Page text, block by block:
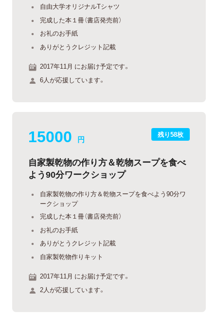
自由大学オリジナルTシャツ
完成した本１冊（書店発売前）
お礼のお手紙
ありがとうクレジット記載
2017年11月 にお届け予定です。
6人が応援しています。
残り58枚
15000 円
自家製乾物の作り方＆乾物スープを食べ
よう90分ワークショップ
自家製乾物の作り方＆乾物スープを食べよう90分ワ
ークショップ
完成した本１冊（書店発売前）
お礼のお手紙
ありがとうクレジット記載
自家製乾物作りキット
2017年11月 にお届け予定です。
2人が応援しています。